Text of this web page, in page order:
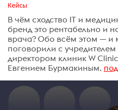
Кейсы
В чём сходство IT и
бренд это рентабельно и
врача? Обо всём этом — и
поговорили с
директором клиник W
Евгением Бурмакиным.